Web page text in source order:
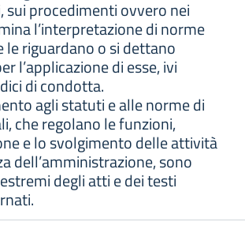
sui procedimenti ovvero nei
l’interpretazione di norme
le riguardano o si dettano
l’applicazione di esse, ivi
di condotta.
agli statuti e alle norme di
che regolano le funzioni,
e lo svolgimento delle attività
dell’amministrazione, sono
degli atti e dei testi